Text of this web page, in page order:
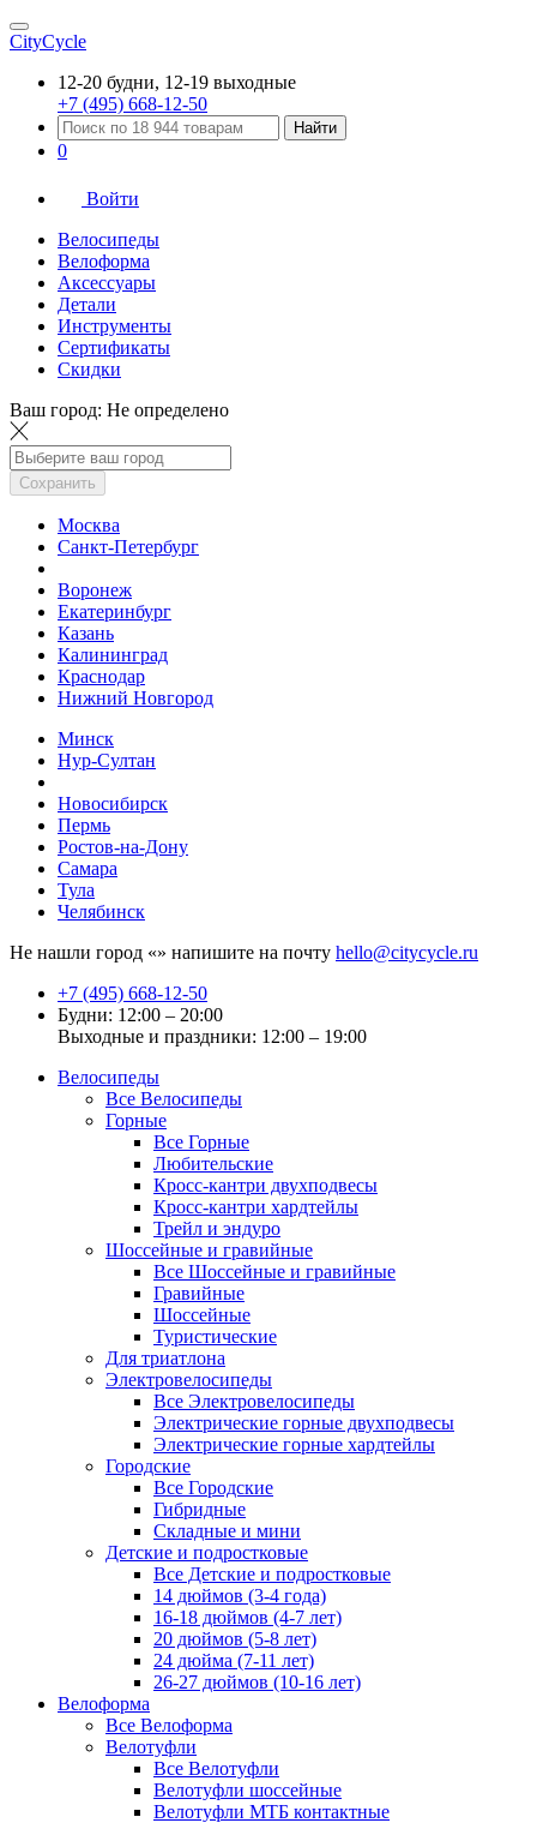
CityCycle
12-20 будни, 12-19 выходные
+7 (495) 668-12-50
Найти
0
Войти
Велосипеды
Велоформа
Аксессуары
Детали
Инструменты
Сертификаты
Скидки
Ваш город: Не определено
Сохранить
Москва
Санкт-Петербург
Воронеж
Екатеринбург
Казань
Калининград
Краснодар
Нижний Новгород
Минск
Нур-Султан
Новосибирск
Пермь
Ростов-на-Дону
Самара
Тула
Челябинск
Не нашли город «» напишите на почту hello@citycycle.ru
+7 (495) 668-12-50
Будни: 12:00 – 20:00
Выходные и праздники: 12:00 – 19:00
Велосипеды
Все Велосипеды
Горные
Все Горные
Любительские
Кросс-кантри двухподвесы
Кросс-кантри хардтейлы
Трейл и эндуро
Шоссейные и гравийные
Все Шоссейные и гравийные
Гравийные
Шоссейные
Туристические
Для триатлона
Электровелосипеды
Все Электровелосипеды
Электрические горные двухподвесы
Электрические горные хардтейлы
Городские
Все Городские
Гибридные
Складные и мини
Детские и подростковые
Все Детские и подростковые
14 дюймов (3-4 года)
16-18 дюймов (4-7 лет)
20 дюймов (5-8 лет)
24 дюйма (7-11 лет)
26-27 дюймов (10-16 лет)
Велоформа
Все Велоформа
Велотуфли
Все Велотуфли
Велотуфли шоссейные
Велотуфли МТБ контактные